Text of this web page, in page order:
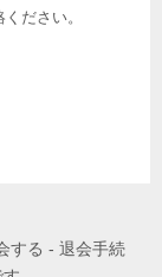
ださい。
する - 退会手続